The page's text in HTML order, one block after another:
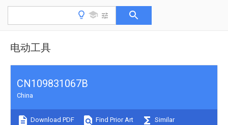
电动工具
CN109831067B
China
Download PDF Find Prior Art Similar